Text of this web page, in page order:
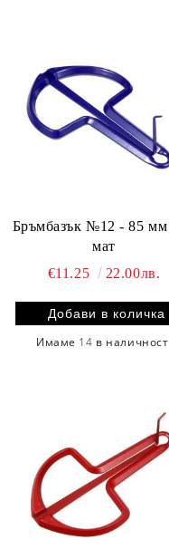
Бръмбазък №12 - 85 мм син
мат
€11.25
22.00лв.
Имаме 14 в наличност